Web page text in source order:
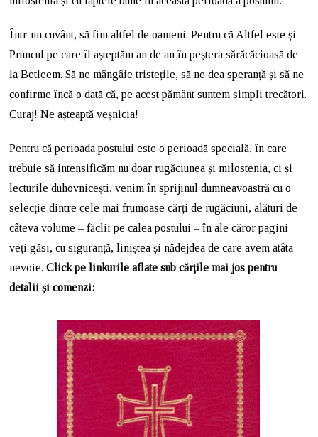
Într-un cuvânt, să fim altfel de oameni. Pentru că Altfel este și
Pruncul pe care îl așteptăm an de an în peștera sărăcăcioasă de
la Betleem. Să ne mângâie tristețile, să ne dea speranță și să ne
confirme încă o dată că, pe acest pământ suntem simpli trecători.
Curaj! Ne așteaptă veșnicia!
Pentru că perioada postului este o perioadă specială, în care
trebuie să intensificăm nu doar rugăciunea și milostenia, ci și
lecturile duhovnicești, venim în sprijinul dumneavoastră cu o
selecție dintre cele mai frumoase cărți de rugăciuni, alături de
câteva volume – făclii pe calea postului – în ale căror pagini
veți găsi, cu siguranță, liniștea și nădejdea de care avem atâta
nevoie.Click pe linkurile aflate sub cărțile mai jos pentru
detalii și comenzi: